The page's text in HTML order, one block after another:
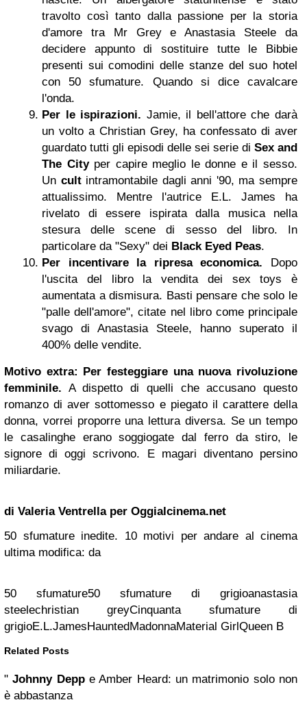
travolto così tanto dalla passione per la storia
d'amore tra Mr Grey e Anastasia Steele da
decidere appunto di sostituire tutte le Bibbie
presenti sui comodini delle stanze del suo hotel
con 50 sfumature. Quando si dice cavalcare
l'onda.
Per le ispirazioni. Jamie, il bell'attore che darà
un volto a Christian Grey, ha confessato di aver
guardato tutti gli episodi delle sei serie di Sex and
The Cityper capire meglio le donne e il sesso.
Un cultintramontabile dagli anni '90, ma sempre
attualissimo. Mentre l'autrice E.L. James ha
rivelato di essere ispirata dalla musica nella
stesura delle scene di sesso del libro. In
particolare da "Sexy" dei Black Eyed Peas.
Per incentivare la ripresa economica. Dopo
l'uscita del libro la vendita dei sex toys è
aumentata a dismisura. Basti pensare che solo le
"palle dell'amore", citate nel libro come principale
svago di Anastasia Steele, hanno superato il
400% delle vendite.
Motivo extra: Per festeggiare una nuova rivoluzione
femminile. A dispetto di quelli che accusano questo
romanzo di aver sottomesso e piegato il carattere della
donna, vorrei proporre una lettura diversa. Se un tempo
le casalinghe erano soggiogate dal ferro da stiro, le
signore di oggi scrivono. E magari diventano persino
miliardarie.
di Valeria Ventrella per Oggialcinema.net
50 sfumature inedite. 10 motivi per andare al cinema
ultima modifica: da
50 sfumature50 sfumature di grigioanastasia
steelechristian greyCinquanta sfumature di
grigioE.L.JamesHauntedMadonnaMaterial GirlQueen B
Related Posts
"Johnny Deppe Amber Heard: un matrimonio solo non
è abbastanza